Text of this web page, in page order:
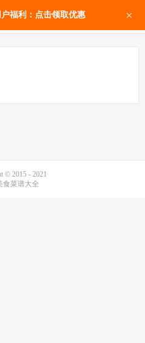
© 2015 - 2021
食菜谱大全
福利：点击领取优惠 ×